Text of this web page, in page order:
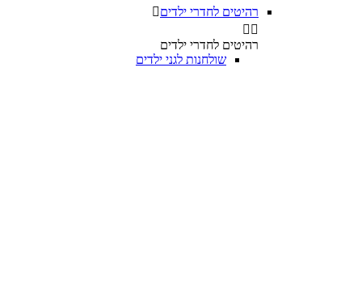
רהיטים לחדרי ילדים
 
רהיטים לחדרי ילדים
שולחנות לגני ילדים